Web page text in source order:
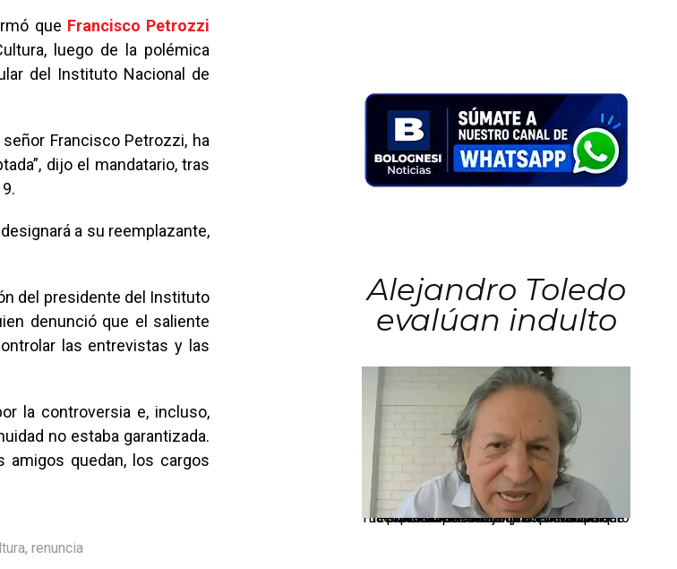
que Francisco Petrozzi
luego de la polémica
del Instituto Nacional de
Francisco Petrozzi, ha
dijo el mandatario, tras
a su reemplazante,
del presidente del Instituto
denunció que el saliente
las entrevistas y las
la controversia e, incluso,
no estaba garantizada.
amigos quedan, los cargos
, renuncia
Alejandro Toledo
evalúan indulto
La presidenta Keiko Fujimori informó que la solicitud de indulto presentada por el expresidente Alejandro Toledo será evaluada por la Comisión de Gracias Presidenciales conforme al procedimiento establecido.